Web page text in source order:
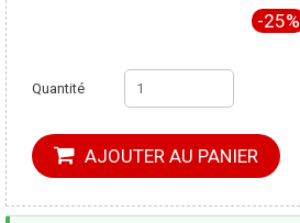
-25%
Quantité
AJOUTER AU PANIER